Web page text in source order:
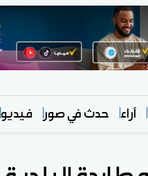
آراء حدث في صور فيديو